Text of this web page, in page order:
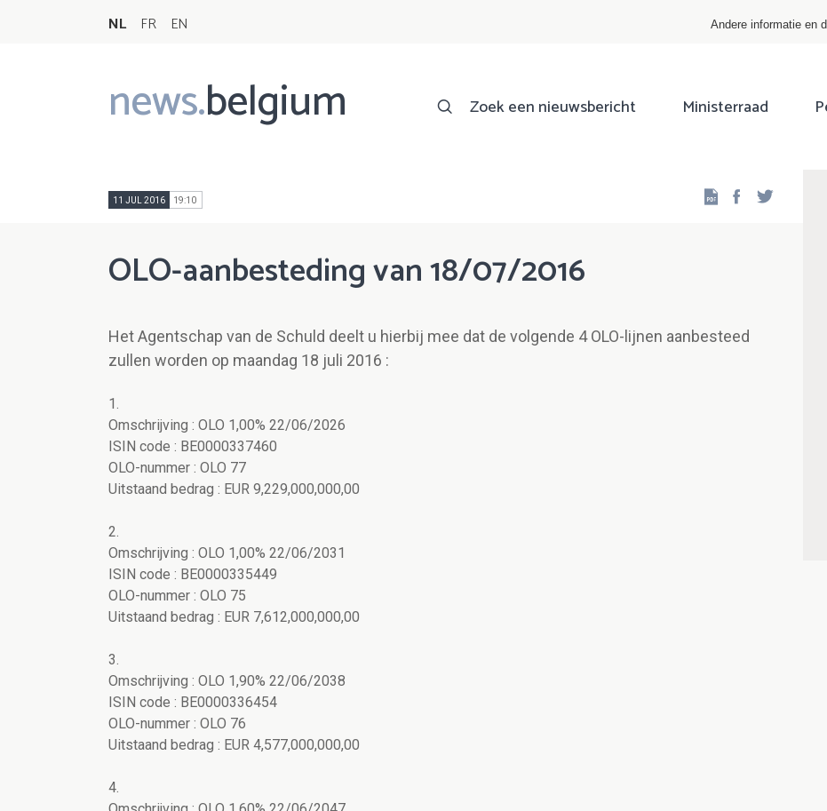
NL FR EN Andere informatie en
news.belgium
Main
navigation
Zoek een nieuwsbericht Ministerraad
11 JUL 2016 19:10 Facebook
OLO-aanbesteding van 18/07/2016
Het Agentschap van de Schuld deelt u hierbij mee dat de volgende 4 OLO-lijnen aanbesteed
zullen worden op maandag 18 juli 2016 :
1.
Omschrijving : OLO 1,00% 22/06/2026
ISIN code : BE0000337460
OLO-nummer : OLO 77
Uitstaand bedrag : EUR 9,229,000,000,00
2.
Omschrijving : OLO 1,00% 22/06/2031
ISIN code : BE0000335449
OLO-nummer : OLO 75
Uitstaand bedrag : EUR 7,612,000,000,00
3.
Omschrijving : OLO 1,90% 22/06/2038
ISIN code : BE0000336454
OLO-nummer : OLO 76
Uitstaand bedrag : EUR 4,577,000,000,00
4.